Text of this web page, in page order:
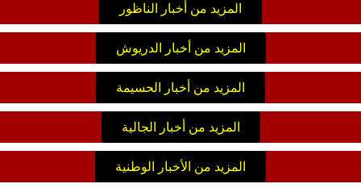
المزيد من أخبار الناظور
المزيد من أخبار الدريوش
المزيد من أخبار الحسيمة
المزيد من أخبار الجالية
المزيد من الأخبار الوطنية